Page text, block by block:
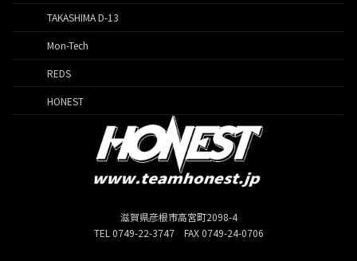
TAKASHIMA D-13
Mon-Tech
REDS
HONEST
滋賀県彦根市高宮町2098-4
TEL 0749-22-3747 FAX 0749-24-0706